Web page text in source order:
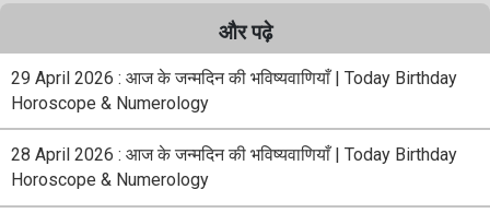
और पढ़े
29 April 2026 : आज के जन्मदिन की भविष्यवाणियाँ | Today Birthday
Horoscope & Numerology
28 April 2026 : आज के जन्मदिन की भविष्यवाणियाँ | Today Birthday
Horoscope & Numerology